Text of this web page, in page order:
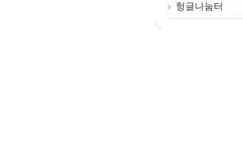
헝글나눔터